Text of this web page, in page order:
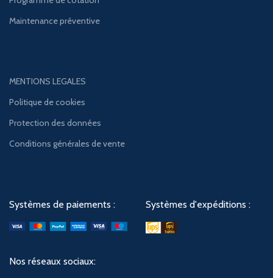
Maintenance préventive
MENTIONS LEGALES
Politique de cookies
Protection des données
Conditions générales de vente
Systèmes de paiements : Systèmes d'expéditions :
Nos réseaux sociaux: